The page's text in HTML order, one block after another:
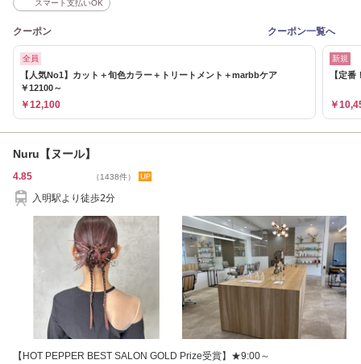
スマート支払いOK
クーポン クーポン一覧へ
全員
【人気No1】カット＋旬色カラー＋トリートメント＋marbbケア
￥12100～
￥12,100
新規
【定
￥
Nuru【ヌール】
4.85 （1438件）
入明駅より徒歩2分
【HOT PEPPER BEST SALON GOLD Prize受賞】★9:00～